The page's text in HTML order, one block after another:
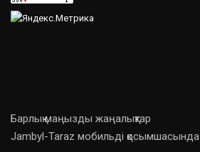
Барлық маңызды жаңалықтар
Jambyl-Taraz мобильді қосымшасында